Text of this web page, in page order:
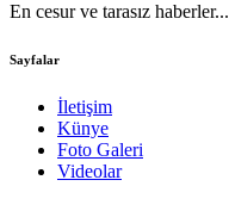
En cesur ve tarasız haberler...
Sayfalar
İletişim
Künye
Foto Galeri
Videolar